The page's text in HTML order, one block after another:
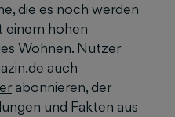
die es noch werden
einem hohen
Wohnen. Nutzer
auch
abonnieren, der
und Fakten aus